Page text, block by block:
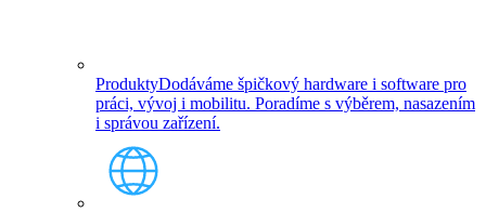
ProduktyDodáváme špičkový hardware i software pro
práci, vývoj i mobilitu. Poradíme s výběrem, nasazením
i správou zařízení.